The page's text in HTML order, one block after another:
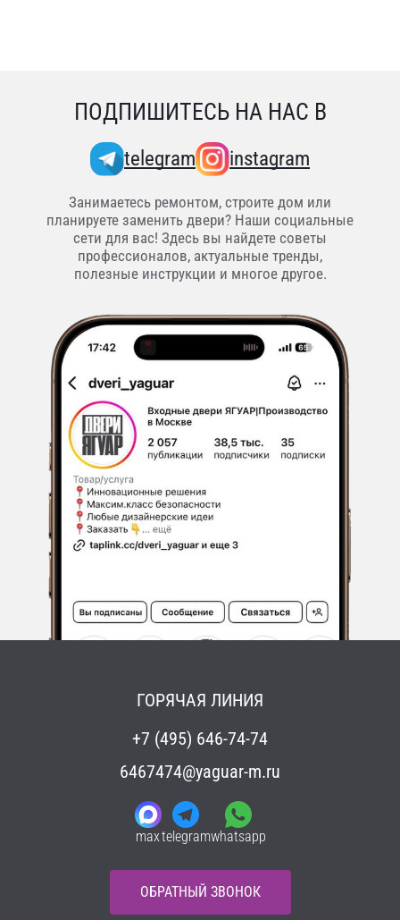
ПОДПИШИТЕСЬ НА НАС В
telegram instagram
Занимаетесь ремонтом, строите дом или
планируете заменить двери? Наши социальные
сети для вас! Здесь вы найдете советы
профессионалов, актуальные тренды,
полезные инструкции и многое другое.
ГОРЯЧАЯ ЛИНИЯ
+7 (495) 646-74-74
6467474@yaguar-m.ru
maxtelegramwhatsapp
ОБРАТНЫЙ ЗВОНОК